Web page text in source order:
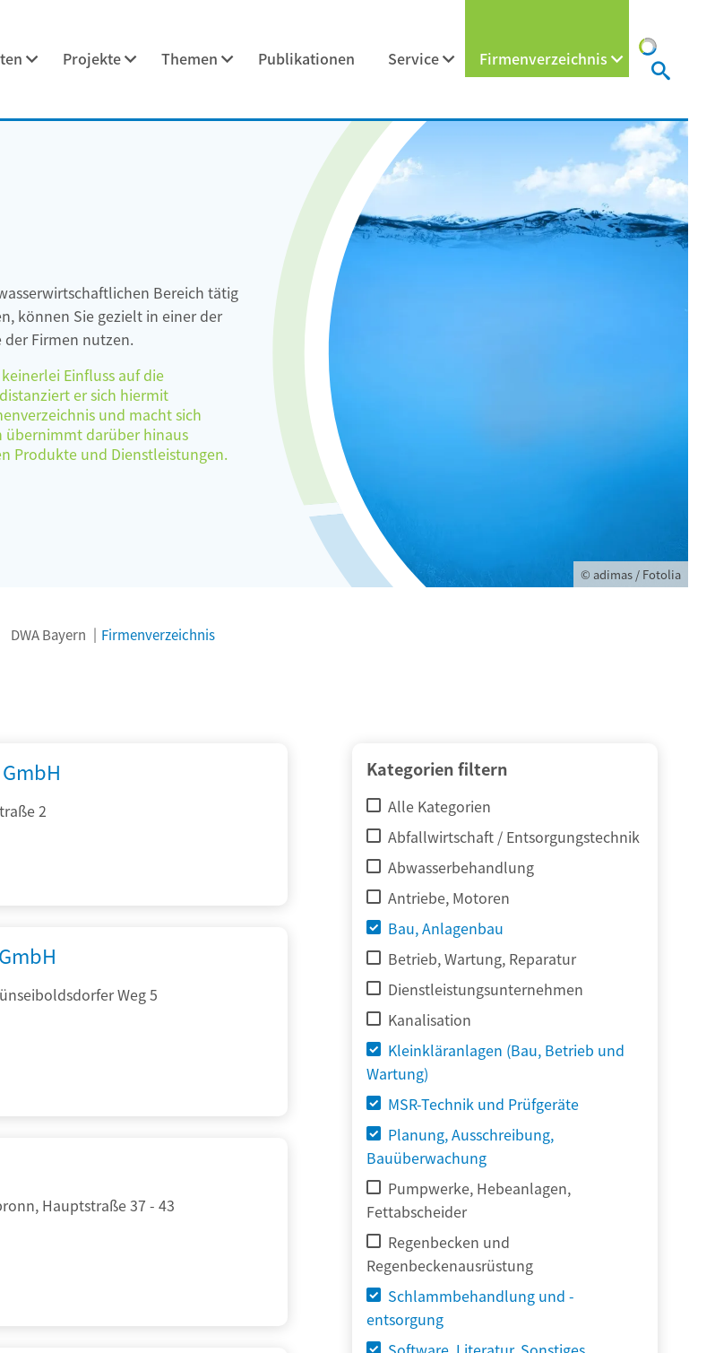
Projekte Themen Publikationen Service Firmenverzeichnis
Bereich tätig
können Sie gezielt in einer der
Firmen nutzen.
Einfluss auf die
er sich hiermit
und macht sich
übernimmt darüber hinaus
Produkte und Dienstleistungen.
© adimas / Fotolia
DWA Bayern Firmenverzeichnis
Kategorien filtern
Alle Kategorien
Abfallwirtschaft / Entsorgungstechnik
Abwasserbehandlung
Antriebe, Motoren
Bau, Anlagenbau
Betrieb, Wartung, Reparatur
Dienstleistungsunternehmen
Kanalisation
Kleinkläranlagen (Bau, Betrieb und
Wartung)
MSR-Technik und Prüfgeräte
Planung, Ausschreibung,
Bauüberwachung
Pumpwerke, Hebeanlagen,
Fettabscheider
Regenbecken und
Regenbeckenausrüstung
Schlammbehandlung und -
entsorgung
2
Weg 5
Hauptstraße 37 - 43